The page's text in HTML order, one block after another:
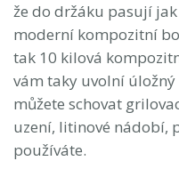
že do držáku pasují
moderní kompozitní
tak 10 kilová
vám taky uvolní
můžete schovat
uzení, litinové nádobí,
používáte.